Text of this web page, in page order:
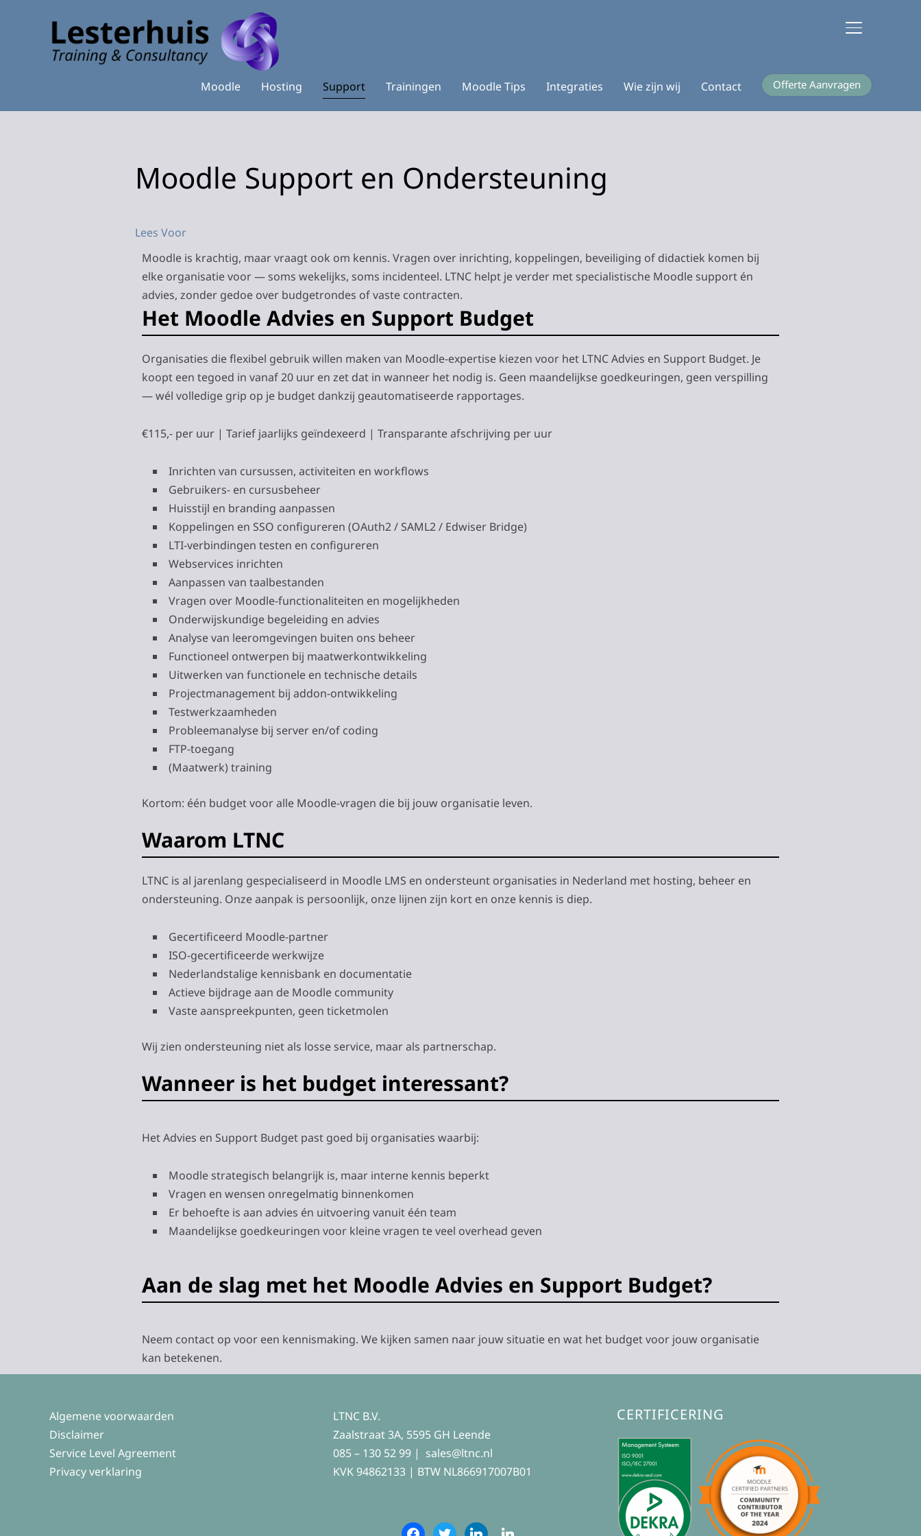
TOGGLE
Moodle Hosting Support Trainingen Moodle Tips Integraties Wie zijn wij Contact Offerte Aanvragen
Moodle Support en Ondersteuning
Lees Voor
Moodle is krachtig, maar vraagt ook om kennis. Vragen over inrichting, koppelingen, beveiliging of didactiek komen bij
elke organisatie voor — soms wekelijks, soms incidenteel. LTNC helpt je verder met specialistische Moodle support én
advies, zonder gedoe over budgetrondes of vaste contracten.
Het Moodle Advies en Support Budget
Organisaties die flexibel gebruik willen maken van Moodle-expertise kiezen voor het LTNC Advies en Support Budget. Je
koopt een tegoed in vanaf 20 uur en zet dat in wanneer het nodig is. Geen maandelijkse goedkeuringen, geen verspilling
— wél volledige grip op je budget dankzij geautomatiseerde rapportages.
€115,- per uur | Tarief jaarlijks geïndexeerd | Transparante afschrijving per uur
Inrichten van cursussen, activiteiten en workflows
Gebruikers- en cursusbeheer
Huisstijl en branding aanpassen
Koppelingen en SSO configureren (OAuth2 / SAML2 / Edwiser Bridge)
LTI-verbindingen testen en configureren
Webservices inrichten
Aanpassen van taalbestanden
Vragen over Moodle-functionaliteiten en mogelijkheden
Onderwijskundige begeleiding en advies
Analyse van leeromgevingen buiten ons beheer
Functioneel ontwerpen bij maatwerkontwikkeling
Uitwerken van functionele en technische details
Projectmanagement bij addon-ontwikkeling
Testwerkzaamheden
Probleemanalyse bij server en/of coding
FTP-toegang
(Maatwerk) training
Kortom: één budget voor alle Moodle-vragen die bij jouw organisatie leven.
Waarom LTNC
LTNC is al jarenlang gespecialiseerd in Moodle LMS en ondersteunt organisaties in Nederland met hosting, beheer en
ondersteuning. Onze aanpak is persoonlijk, onze lijnen zijn kort en onze kennis is diep.
Gecertificeerd Moodle-partner
ISO-gecertificeerde werkwijze
Nederlandstalige kennisbank en documentatie
Actieve bijdrage aan de Moodle community
Vaste aanspreekpunten, geen ticketmolen
Wij zien ondersteuning niet als losse service, maar als partnerschap.
Wanneer is het budget interessant?
Het Advies en Support Budget past goed bij organisaties waarbij:
Moodle strategisch belangrijk is, maar interne kennis beperkt
Vragen en wensen onregelmatig binnenkomen
Er behoefte is aan advies én uitvoering vanuit één team
Maandelijkse goedkeuringen voor kleine vragen te veel overhead geven
Aan de slag met het Moodle Advies en Support Budget?
Neem contact op voor een kennismaking. We kijken samen naar jouw situatie en wat het budget voor jouw organisatie
kan betekenen.
Algemene voorwaarden
Disclaimer
Service Level Agreement
Privacy verklaring
LTNC B.V.
Zaalstraat 3A, 5595 GH Leende
085 – 130 52 99 | sales@ltnc.nl
KVK 94862133 | BTW NL866917007B01
CERTIFICERING